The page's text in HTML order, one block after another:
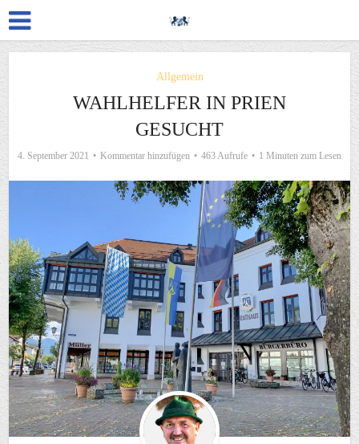
Allgemein
WAHLHELFER IN PRIEN
GESUCHT
4. September 2021 Kommentar hinzufügen 463 Aufrufe 1 Minuten zum Lesen